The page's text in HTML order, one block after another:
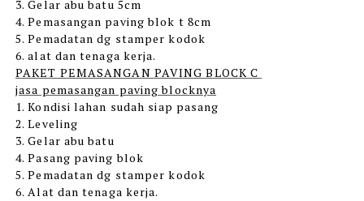
3. Gelar abu batu 5cm
4. Pemasangan paving blok t 8cm
5. Pemadatan dg stamper kodok
6. alat dan tenaga kerja.
PAKET PEMASANGAN PAVING BLOCK C
jasa pemasangan paving blocknya
1. Kondisi lahan sudah siap pasang
2. Leveling
3. Gelar abu batu
4. Pasang paving blok
5. Pemadatan dg stamper kodok
6. Alat dan tenaga kerja.